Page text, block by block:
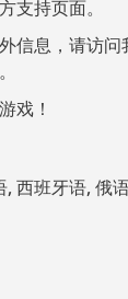
支持页面。
信息，请访
戏！